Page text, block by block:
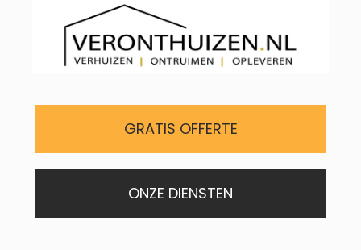
GRATIS OFFERTE
ONZE DIENSTEN